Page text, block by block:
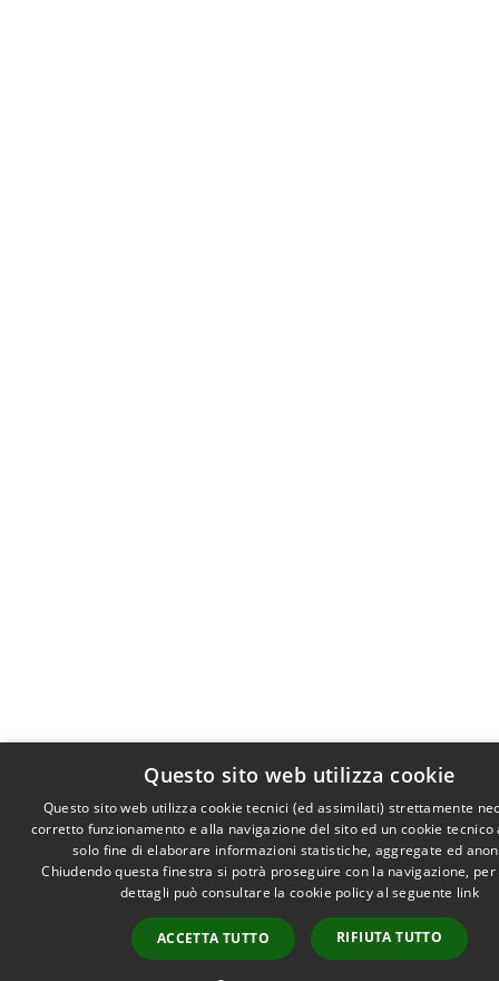
Questo sito web utilizza cookie
Questo sito web utilizza cookie tecnici (ed assimilati) strettamente
corretto funzionamento e alla navigazione del sito ed un cookie tecnico
solo fine di elaborare informazioni statistiche, aggregate ed
Chiudendo questa finestra si potrà proseguire con la navigazione,
dettagli può consultare la cookie policy al seguente link
ACCETTA TUTTO RIFIUTA TUTTO